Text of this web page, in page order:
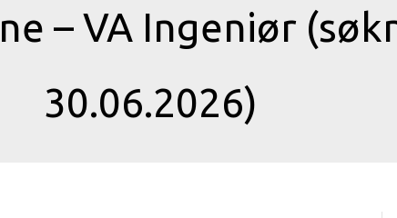
– VA Ingeniør
30.06.2026)